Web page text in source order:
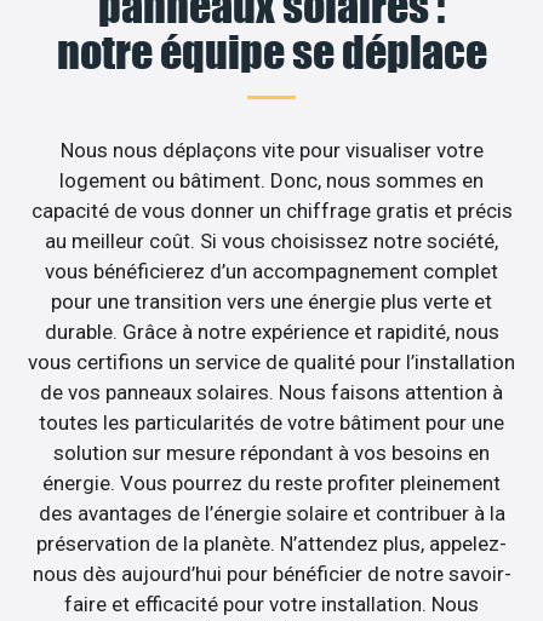
notre équipe se déplace
Nous nous déplaçons vite pour visualiser votre
logement ou bâtiment. Donc, nous sommes en
capacité de vous donner un chiffrage gratis et précis
au meilleur coût. Si vous choisissez notre société,
vous bénéficierez d’un accompagnement complet
pour une transition vers une énergie plus verte et
durable. Grâce à notre expérience et rapidité, nous
vous certifions un service de qualité pour l’installation
de vos panneaux solaires. Nous faisons attention à
toutes les particularités de votre bâtiment pour une
solution sur mesure répondant à vos besoins en
énergie. Vous pourrez du reste profiter pleinement
des avantages de l’énergie solaire et contribuer à la
préservation de la planète. N’attendez plus, appelez-
nous dès aujourd’hui pour bénéficier de notre savoir-
faire et efficacité pour votre installation. Nous